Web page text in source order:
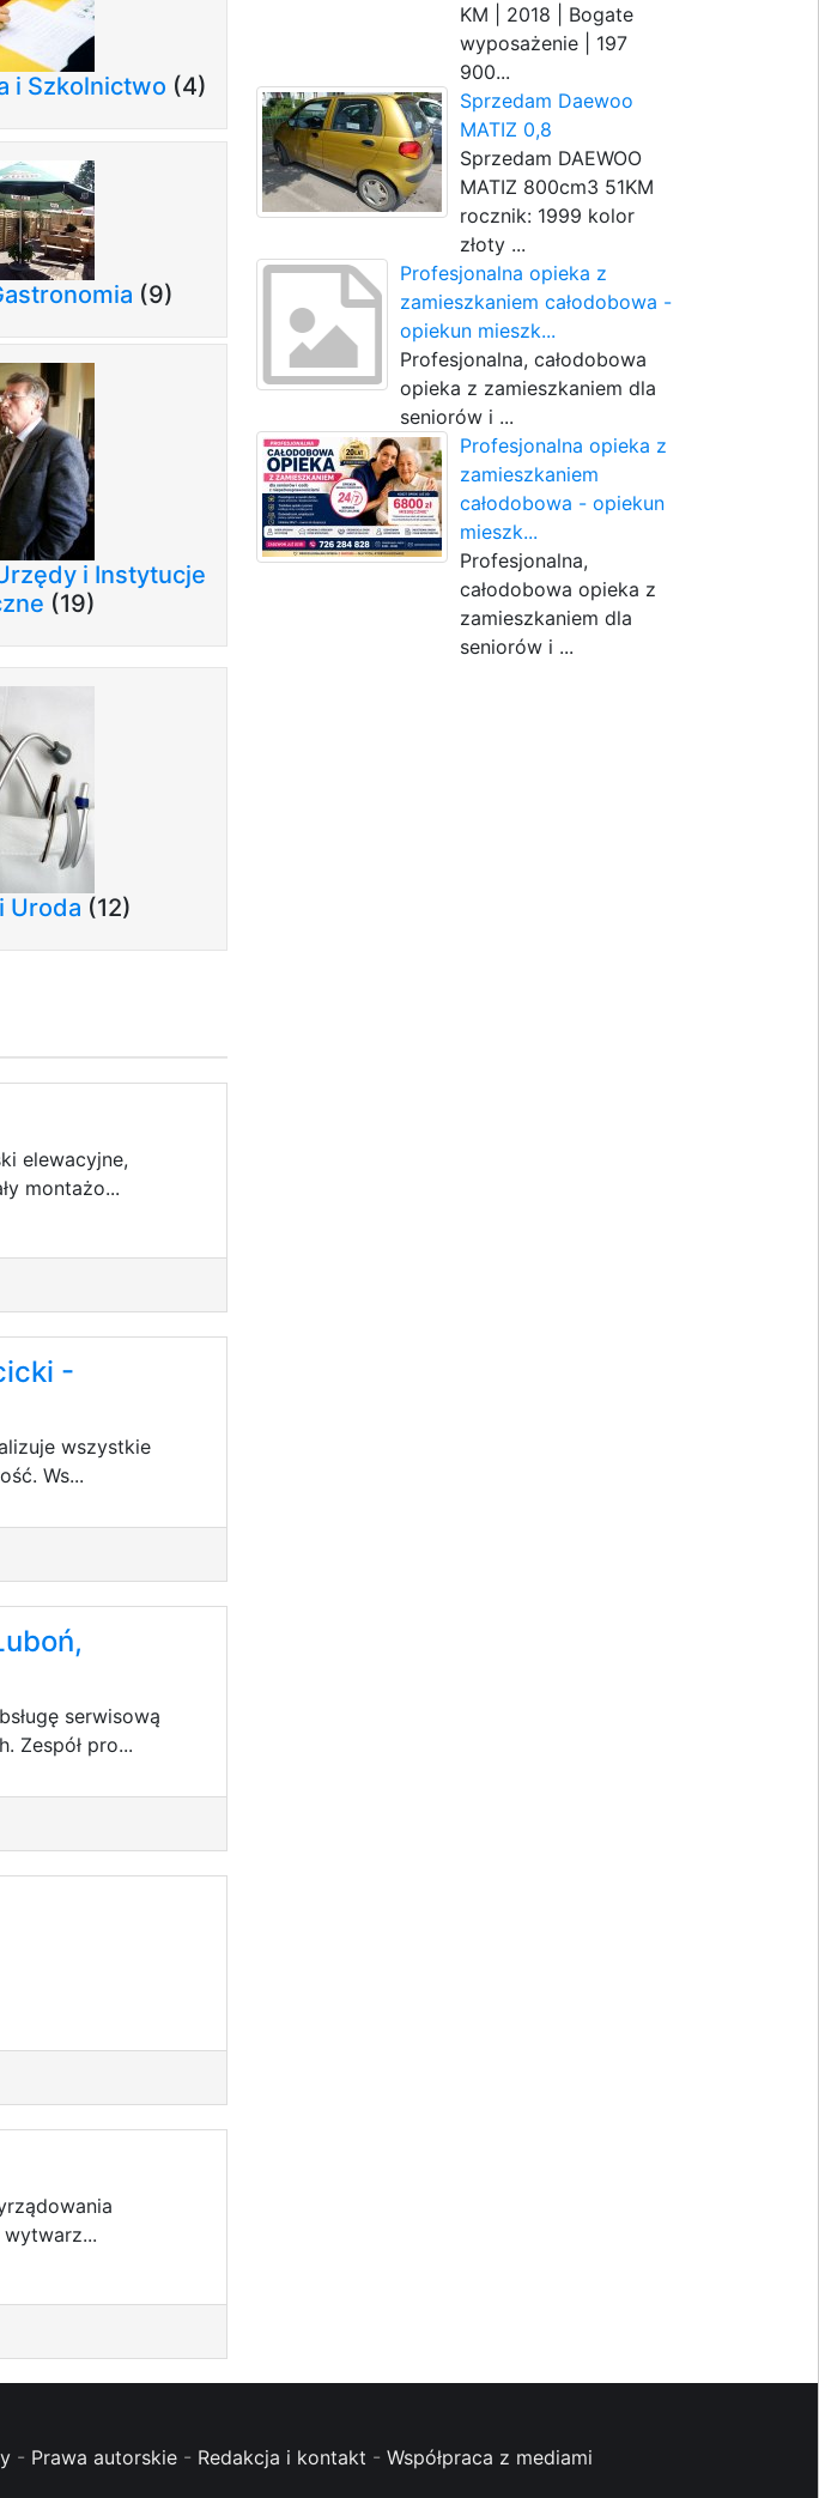
i Szkolnictwo (4)
(9)
i Instytucje
(19)
Uroda (12)
elewacyjne,
montażo...
-
wszystkie
Ws...
serwisową
Zespół pro...
KM | 2018 | Bogate
wyposażenie | 197
900...
Sprzedam Daewoo
MATIZ 0,8
Sprzedam DAEWOO
MATIZ 800cm3 51KM
rocznik: 1999 kolor
złoty ...
Profesjonalna opieka z
zamieszkaniem całodobowa -
opiekun mieszk...
Profesjonalna, całodobowa
opieka z zamieszkaniem dla
seniorów i ...
Profesjonalna opieka z
zamieszkaniem
całodobowa - opiekun
mieszk...
Profesjonalna,
całodobowa opieka z
zamieszkaniem dla
seniorów i ...
- Prawa autorskie - Redakcja i kontakt - Współpraca z mediami